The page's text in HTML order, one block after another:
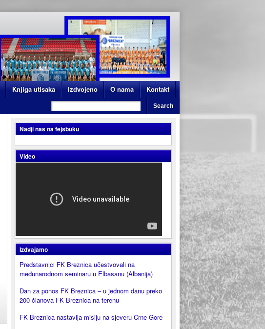
Knjiga utisaka Izdvojeno O nama Kontakt
Nadji nas na fejsbuku
Video
Izdvajamo
Predstavnici FK Breznica učestvovali na
međunarodnom seminaru u Elbasanu (Albanija)
Dan za ponos FK Breznica – u jednom danu preko
200 članova FK Breznica na terenu
FK Breznica nastavlja misiju na sjeveru Crne Gore